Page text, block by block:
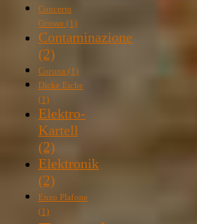
Concerto
Grosso (1)
Contaminazione
(2)
Corona (1)
Dicke Eiche
(1)
Elektro-
Kartell
(2)
Elektronik
(2)
Enzo Plafone
(1)